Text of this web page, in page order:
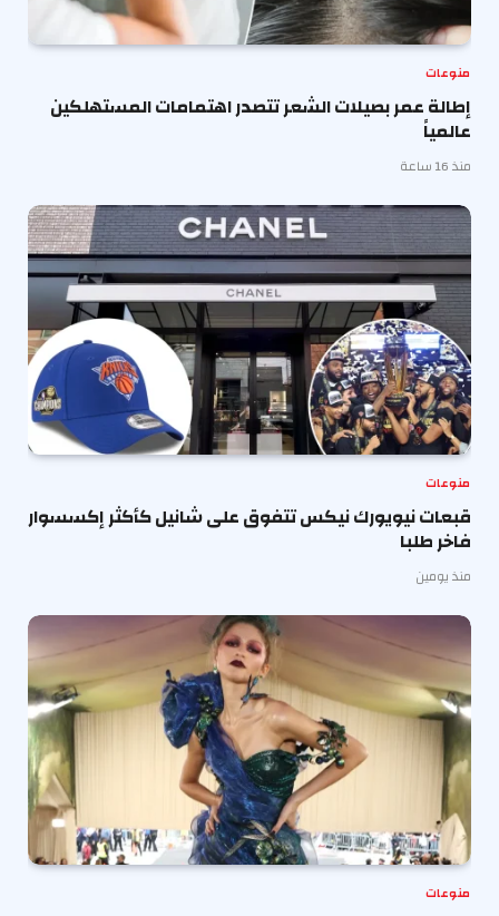
منوعات
إطالة عمر بصيلات الشعر تتصدر اهتمامات المستهلكين
عالمياً
منذ 16 ساعة
منوعات
قبعات نيويورك نيكس تتفوق على شانيل كأكثر إكسسوار
فاخر طلبا
منذ يومين
منوعات